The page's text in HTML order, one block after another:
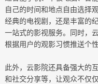
自己的时间和地点自由选择
经典的电视剧，还是丰富的
一站式的影视服务。同时，
根据用户的观影习惯推送个
此外，云影院还具备强大的
和社交分享等，让观众不仅